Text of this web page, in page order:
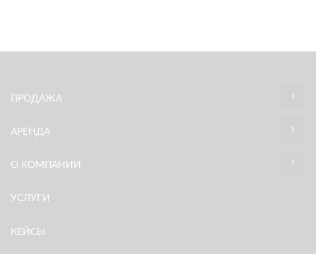
ПРОДАЖА
АРЕНДА
О КОМПАНИИ
УСЛУГИ
КЕЙСЫ